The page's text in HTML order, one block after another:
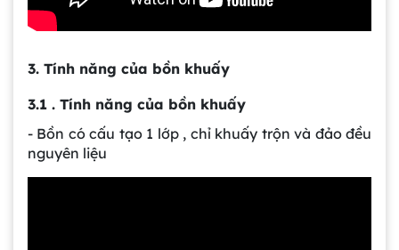
3. Tính năng của bồn khuấy
3.1 . Tính năng của bồn khuấy
- Bồn có cấu tạo 1 lớp , chỉ khuấy trộn và đảo đều
nguyên liệu